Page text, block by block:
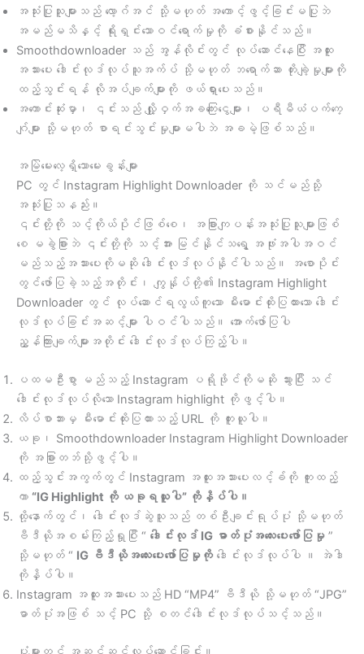
အသုံးပြုသူများသည် လော့ဂ်အင် သို့မဟုတ် အကောင့်ဖွင့်ခြင်းမပြုဘဲ
အမည်မသိနှင့် ရိုးရှင်းသောဝင်ရောက်မှုကို ခံစားနိုင်သည်။
Smoothdownloader သည် အွန်လိုင်းတွင် လုပ်ဆောင်နေပြီး အထူး
အသားပေး ဒေါင်းလုဒ်လုပ်သူအက်ပ် သို့မဟုတ် ဘရောက်ဆာ တိုးချဲ့မှုများကို
ထည့်သွင်းရန် လိုအပ်ချက်များကို ဖယ်ရှားပေးသည်။
အကောင်းဆုံးမှာ၊ ၎င်းသည် လျှို့ဝှက်အခကြေးငွေများ၊ ပရီမီယံပက်ကေ့
ဂျ်များ သို့မဟုတ် စာရင်းသွင်းမှုများမပါဘဲ အခမဲ့ဖြစ်သည်။
အမြဲမေးလေ့ရှိသောမေးခွန်းများ
PC တွင် Instagram Highlight Downloader ကို သင်မည်သို့
အသုံးပြုသနည်း။
၎င်းတို့ကို သင့်ကိုယ်ပိုင်ဖြစ်စေ၊ အခြားကျပန်းအသုံးပြုသူများဖြစ်
စေ မခွဲခြားဘဲ ၎င်းတို့ကို သင့်အား မြင်နိုင်သရွေ့ အဖုံးအပါအဝင်
မည်သည့်အသားပေးကိုမဆို ဒေါင်းလုဒ်လုပ်နိုင်ပါသည်။ အစောပိုင်း
တွင်ဖော်ပြခဲ့သည့်အတိုင်း၊ ကျွန်ုပ်တို့၏ Instagram Highlight
Downloader တွင် လုပ်ဆောင်ရလွယ်ကူသော မီးမောင်းထိုးပြထားသော ဒေါင်း
လုဒ်လုပ်ခြင်းအဆင့်များ ပါဝင်ပါသည်။ အောက်ဖော်ပြပါ
ညွှန်ကြားချက်များအတိုင်း ဒေါင်းလုဒ်လုပ်ကြည့်ပါ။
ပထမဦးစွာ မည်သည့် Instagram ပရိုဖိုင်ကိုမဆို သွားပြီး သင်
ဒေါင်းလုဒ်လုပ်လိုသော Instagram highlight ကိုဖွင့်ပါ။
လိပ်စာဘားမှ မီးမောင်းထိုးပြထားသည့် URL ကို ကူးယူပါ။
ယခု၊ Smoothdownloader Instagram Highlight Downloader
ကို အခြားတဘ်သို့ဖွင့်ပါ။
ထည့်သွင်းအကွက်တွင် Instagram အထူးအသားပေးလင့်ခ်ကို ကူးထည့်
ကာ “IG Highlight ကို ယခုရယူပါ” ကိုနှိပ်ပါ။
ထို့နောက်တွင်၊ ဒေါင်းလုဒ်ဆွဲသူသည် တစ်ဦးချင်းရုပ်ပုံ သို့မဟုတ်
ဗီဒီယိုအစမ်းကြည့်ရှုပြီး “ ဒေါင်းလုဒ် IG ဓာတ်ပုံအလေးပေးဖော်ပြမှု ”
သို့မဟုတ် “ IG ဗီဒီယိုအလေးပေးဖော်ပြမှုကို ဒေါင်းလုဒ်လုပ်ပါ ။ အဲဒါ
ကိုနှိပ်ပါ။
Instagram အထူးအသားပေးသည် HD “MP4” ဗီဒီယို သို့မဟုတ် “JPG”
ဓာတ်ပုံအဖြစ် သင့် PC သို့ စတင်ဒေါင်းလုဒ်လုပ်သင့်သည်။